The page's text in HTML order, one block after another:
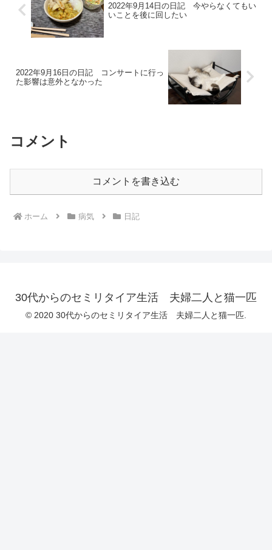
2022年9月14日の日記 今やらなくてもい
いことを後に回したい
2022年9月16日の日記 コンサートに行っ
た影響は意外となかった
コメント
コメントを書き込む
ホーム 病気 日記
30代からのセミリタイア生活 夫婦二人と猫一匹
© 2020 30代からのセミリタイア生活 夫婦二人と猫一匹.